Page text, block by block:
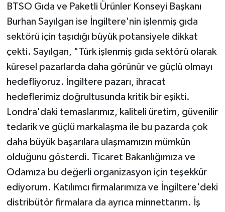
BTSO Gıda ve Paketli Ürünler Konseyi Başkanı
Burhan Sayılgan ise İngiltere'nin işlenmiş gıda
sektörü için taşıdığı büyük potansiyele dikkat
çekti. Sayılgan, "Türk işlenmiş gıda sektörü olarak
küresel pazarlarda daha görünür ve güçlü olmayı
hedefliyoruz. İngiltere pazarı, ihracat
hedeflerimiz doğrultusunda kritik bir eşikti.
Londra'daki temaslarımız, kaliteli üretim, güvenilir
tedarik ve güçlü markalaşma ile bu pazarda çok
daha büyük başarılara ulaşmamızın mümkün
olduğunu gösterdi. Ticaret Bakanlığımıza ve
Odamıza bu değerli organizasyon için teşekkür
ediyorum. Katılımcı firmalarımıza ve İngiltere'deki
distribütör firmalara da ayrıca minnettarım. İş